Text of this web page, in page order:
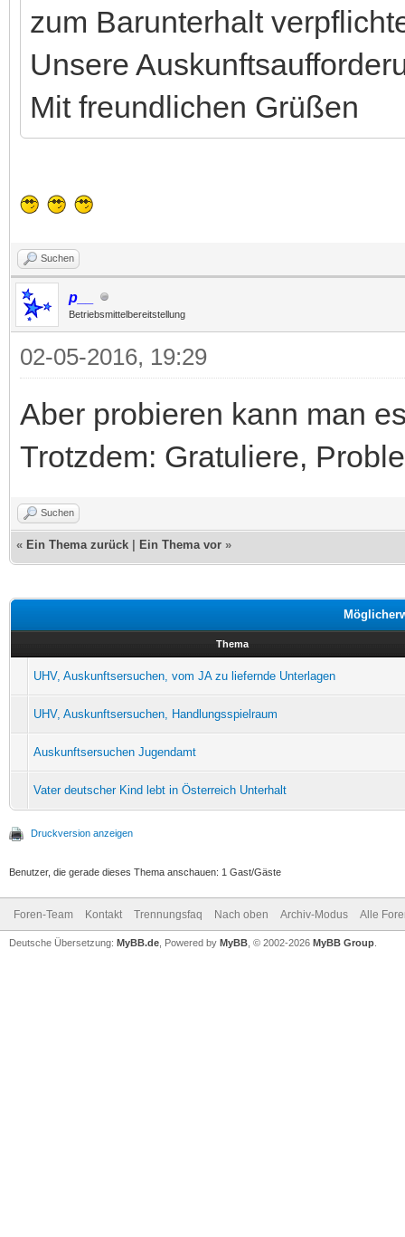
zum Barunterhalt
Unsere
Mit freundlichen Grüßen
Suchen
p__
Betriebsmittelbereitstellung
02-05-2016, 19:29
Aber probieren kann man
Trotzdem: Gratuliere,
Suchen
« Ein Thema zurück Ein Thema vor »
Thema
UHV, Auskunftsersuchen, vom JA zu liefernde Unterlagen
UHV, Auskunftsersuchen, Handlungsspielraum
Auskunftsersuchen Jugendamt
Vater deutscher Kind lebt in Österreich Unterhalt
Druckversion anzeigen
Benutzer, die gerade dieses Thema anschauen: 1 Gast/Gäste
Foren-Team Kontakt Trennungsfaq Nach oben Archiv-Modus Alle
Deutsche Übersetzung: MyBB.de , Powered by MyBB , © 2002-2026 MyBB Group